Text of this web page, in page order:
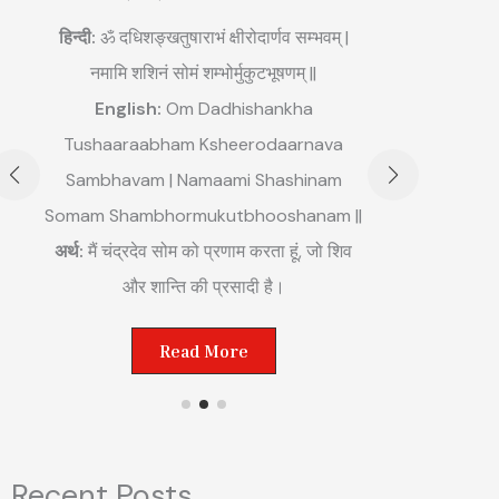
हिन्दी: ॐ दधिशङ्खतुषाराभं क्षीरोदार्णव सम्भवम् |
नमामि शशिनं सोमं शम्भोर्मुकुटभूषणम् ||
English: Om Dadhishankha
Tushaaraabham Ksheerodaarnava
Sambhavam | Namaami Shashinam
Somam Shambhormukutbhooshanam ||
अर्थ: मैं चंद्रदेव सोम को प्रणाम करता हूं, जो शिव
और शान्ति की प्रसादी है।
Read More